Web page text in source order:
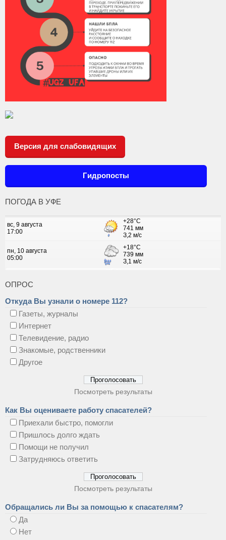
Версия для слабовидящих
Гидропосты
ПОГОДА В УФЕ
ОПРОС
Откуда Вы узнали о номере 112?
Газеты, журналы
Интернет
Телевидение, радио
Знакомые, родственники
Другое
Посмотреть результаты
Как Вы оцениваете работу спасателей?
Приехали быстро, помогли
Пришлось долго ждать
Помощи не получил
Затрудняюсь ответить
Посмотреть результаты
Обращались ли Вы за помощью к спасателям?
Да
Нет